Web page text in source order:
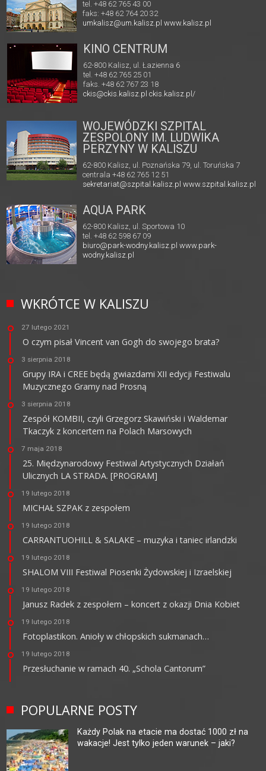
tel. +48 62 765 43 00
faks: +48 62 764 20 32
umkalisz@um.kalisz.plwww.kalisz.pl
KINO CENTRUM
62-800 Kalisz, ul. Łazienna 6
tel. +48 62 765 25 01
faks. +48 62 767 23 18
ckis@ckis.kalisz.pl ckis.kalisz.pl/
WOJEWÓDZKI SZPITAL
ZESPOLONY IM. LUDWIKA
PERZYNY W KALISZU
62-800 Kalisz, ul. Poznańska 79, ul. Toruńska 7
centrala +48 62 765 12 51
sekretariat@szpital.kalisz.pl www.szpital.kalisz.pl
AQUA PARK
62-800 Kalisz, ul. Sportowa 10
tel. +48 62 598 67 09
biuro@park-wodny.kalisz.pl www.park-
wodny.kalisz.pl
WKRÓTCE W KALISZU
27 lutego 2021
O czym pisał Vincent van Gogh do swojego brata?
3 sierpnia 2018
Grupy IRA i CREE będą gwiazdami XII edycji Festiwalu
Muzycznego Gramy nad Prosną
3 sierpnia 2018
Zespół KOMBII, czyli Grzegorz Skawiński i Waldemar
Tkaczyk z koncertem na Polach Marsowych
7 maja 2018
25. Międzynarodowy Festiwal Artystycznych Działań
Ulicznych LA STRADA. [PROGRAM]
19 lutego 2018
MICHAŁ SZPAK z zespołem
19 lutego 2018
CARRANTUOHILL & SALAKE – muzyka i taniec irlandzki
19 lutego 2018
SHALOM VIII Festiwal Piosenki Żydowskiej i Izraelskiej
19 lutego 2018
Janusz Radek z zespołem – koncert z okazji Dnia Kobiet
19 lutego 2018
Fotoplastikon. Anioły w chłopskich sukmanach…
19 lutego 2018
Przesłuchanie w ramach 40. „Schola Cantorum”
POPULARNE POSTY
Każdy Polak na etacie ma dostać 1000 zł na
wakacje! Jest tylko jeden warunek – jaki?